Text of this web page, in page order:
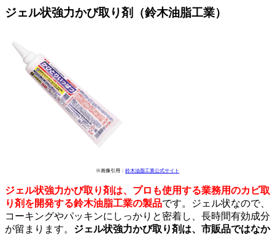
ジェル状強力かび取り剤（鈴木油脂工業）
※画像引用： 鈴木油脂工業公式サイト
ジェル状強力かび取り剤は、プロも使用する業務用のカビ取
り剤を開発する鈴木油脂工業の製品です。ジェル状なので、
コーキングやパッキンにしっかりと密着し、長時間有効成分
が留まります。 ジェル状強力かび取り剤は、市販品ではなか